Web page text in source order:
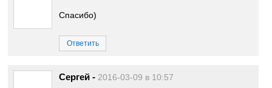
Спасибо)
Ответить
Сергей - 2016-03-09 в 10:57